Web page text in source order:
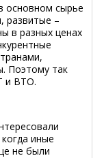
основном сырье
развитые –
в разных ценах
Поэтому так
и ВТО.
иные
не были